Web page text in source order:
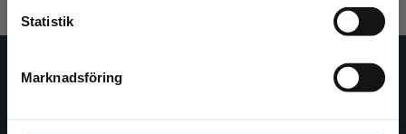
Statistik
Marknadsföring
Studentlitteratur